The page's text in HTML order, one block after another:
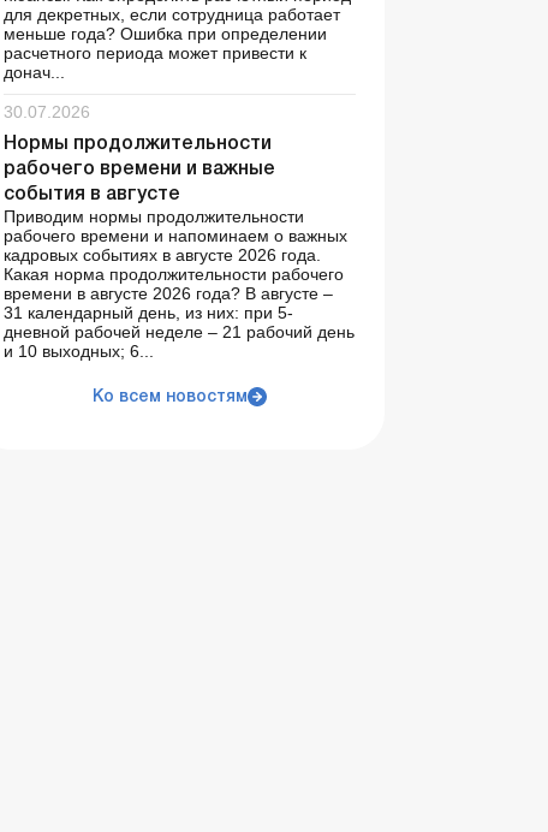
для декретных, если сотрудница работает
меньше года? Ошибка при определении
расчетного периода может привести к
донач...
30.07.2026
Нормы продолжительности
рабочего времени и важные
события в августе
Приводим нормы продолжительности
рабочего времени и напоминаем о важных
кадровых событиях в августе 2026 года.
Какая норма продолжительности рабочего
времени в августе 2026 года? В августе –
31 календарный день, из них: при 5-
дневной рабочей неделе – 21 рабочий день
и 10 выходных; 6...
Ко всем новостям